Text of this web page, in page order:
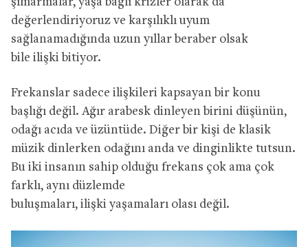
değerlendiriyoruz ve karşılıklı uyum
sağlanamadığında uzun yıllar beraber olsak
bile ilişki bitiyor.
Frekanslar sadece ilişkileri kapsayan bir konu
başlığı değil. Ağır arabesk dinleyen birini düşünün,
odağı acıda ve üzüntüde. Diğer bir kişi de klasik
müzik dinlerken odağını anda ve dinginlikte tutsun.
Bu iki insanın sahip olduğu frekans çok ama çok
farklı, aynı düzlemde
buluşmaları, ilişki yaşamaları olası değil.